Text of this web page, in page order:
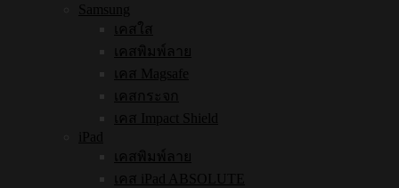
Samsung
เคสใส
เคสพิมพ์ลาย
เคส Magsafe
เคสกระจก
เคส Impact Shield
iPad
เคสพิมพ์ลาย
เคส iPad ABSOLUTE